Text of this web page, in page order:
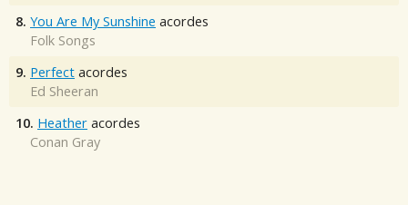
8. You Are My Sunshine acordes
Folk Songs
9. Perfect acordes
Ed Sheeran
10. Heather acordes
Conan Gray